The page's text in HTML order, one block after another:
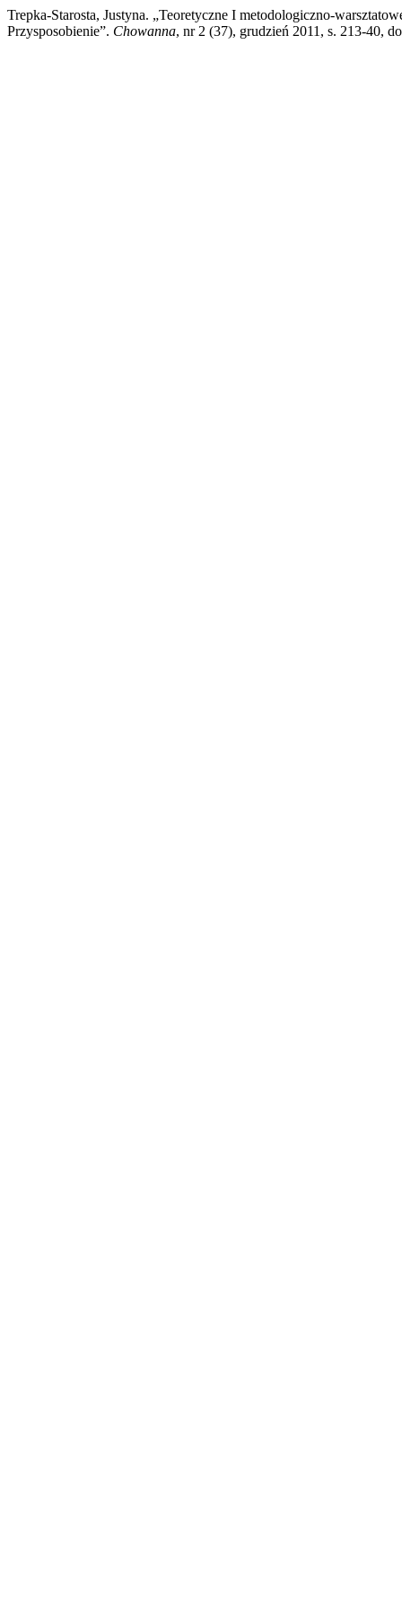
Trepka-Starosta, Justyna. „Teoretyczne I
Przysposobienie”. Chowanna, nr 2 (37), grudzień 2011, s. 213-40,